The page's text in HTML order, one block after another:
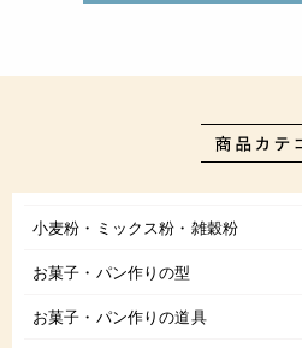
小麦粉・ミックス粉・雑穀粉
お菓子・パン作りの型
お菓子・パン作りの道具